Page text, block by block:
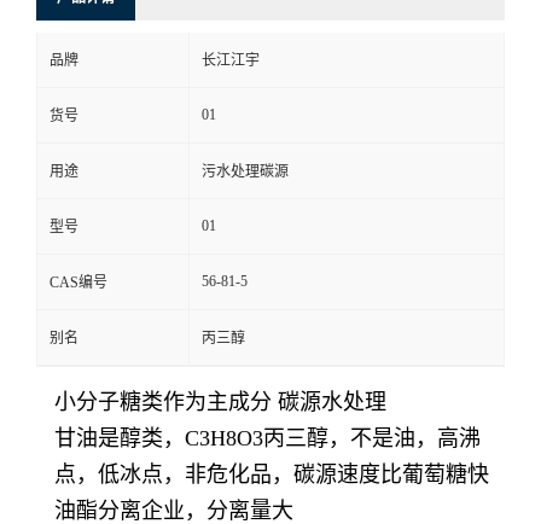
品牌 长江江宇
货号 01
用途 污水处理碳源
型号 01
CAS编号 56-81-5
别名 丙三醇
小分子糖类作为主成分 碳源水处理
甘油是醇类，C3H8O3丙三醇，不是油，高沸
点，低冰点，非危化品，碳源速度比葡萄糖快
油酯分离企业，分离量大